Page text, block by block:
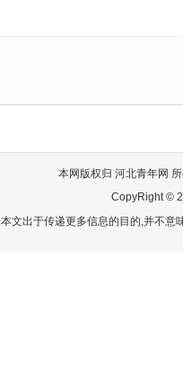
本网版权归 河北青年网
CopyRight ©
文出于传递更多信息的目的,并不